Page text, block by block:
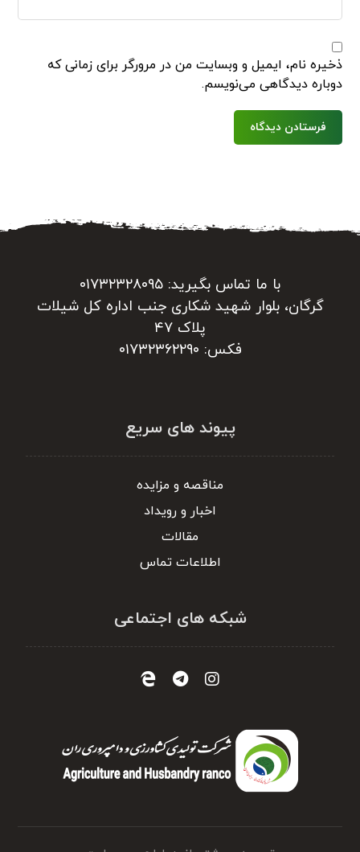
ذخیره نام، ایمیل و وبسایت من در مرورگر برای زمانی که
دوباره دیدگاهی می‌نویسم.
فرستادن دیدگاه
با ما تماس بگیرید: ۰۱۷۳۲۳۲۸۰۹۵
گرگان، بلوار شهید شکاری جنب اداره کل شیلات
پلاک ۴۷
فکس: ۰۱۷۳۲۳۶۲۲۹۰
پیوند های سریع
مناقصه و مزایده
اخبار و رویداد
مقالات
اطلاعات تماس
شبکه های اجتماعی